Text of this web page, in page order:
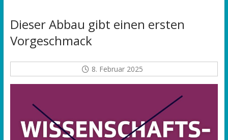
Dieser Abbau gibt einen ersten
Vorgeschmack
8. Februar 2025